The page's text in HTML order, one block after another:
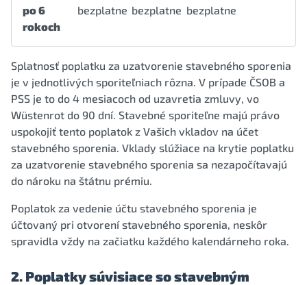
po 6
rokoch
bezplatne bezplatne bezplatne
Splatnosť poplatku za uzatvorenie stavebného sporenia
je v jednotlivých sporiteľniach rôzna. V prípade ČSOB a
PSS je to do 4 mesiacoch od uzavretia zmluvy, vo
Wüstenrot do 90 dní. Stavebné sporiteľne majú právo
uspokojiť tento poplatok z Vašich vkladov na účet
stavebného sporenia. Vklady slúžiace na krytie poplatku
za uzatvorenie stavebného sporenia sa nezapočítavajú
do nároku na štátnu prémiu.
Poplatok za vedenie účtu stavebného sporenia je
účtovaný pri otvorení stavebného sporenia, neskôr
spravidla vždy na začiatku každého kalendárneho roka.
2. Poplatky súvisiace so stavebným